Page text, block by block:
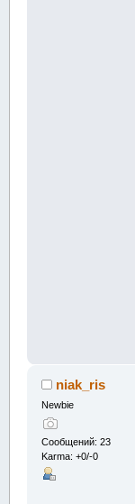
niak_ris
Newbie
Сообщений: 23
Karma: +0/-0